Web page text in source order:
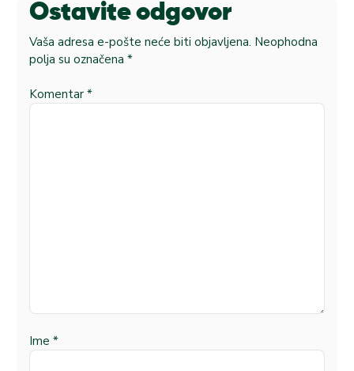
Ostavite odgovor
Vaša adresa e-pošte neće biti objavljena. Neophodna
polja su označena *
Komentar *
Ime *